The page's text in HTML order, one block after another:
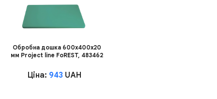
Обробна дошка 600х400х20
мм Project line FoREST, 483462
Ціна: 943 UAH